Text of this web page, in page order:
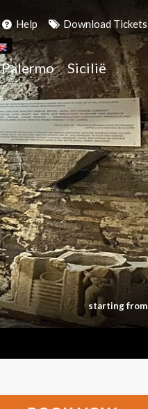
Help Download Tickets
Palermo Sicilië
starting from